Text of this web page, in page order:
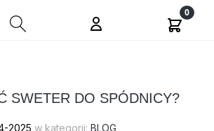
SWETER DO SPÓDNICY?
2025 w kategorii: BLOG